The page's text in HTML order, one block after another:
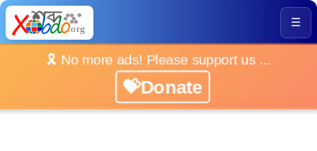
☰
🎗️ No more ads! Please support us ...
💝Donate